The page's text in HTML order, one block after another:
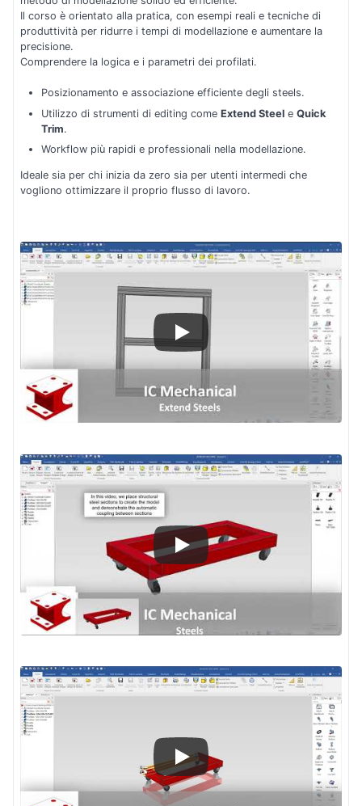
Il corso è orientato alla pratica, con esempi reali e tecniche di
produttività per ridurre i tempi di modellazione e aumentare la
precisione.
Comprendere la logica e i parametri dei profilati.
Posizionamento e associazione efficiente degli steels.
Utilizzo di strumenti di editing come Extend Steele Quick
Trim.
Workflow più rapidi e professionali nella modellazione.
Ideale sia per chi inizia da zero sia per utenti intermedi che
vogliono ottimizzare il proprio flusso di lavoro.